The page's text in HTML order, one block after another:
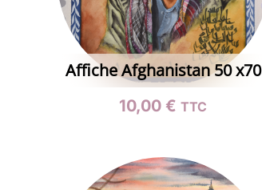
Affiche Afghanistan 50 x70
10,00€ TTC